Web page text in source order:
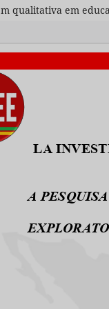
qualitativa em